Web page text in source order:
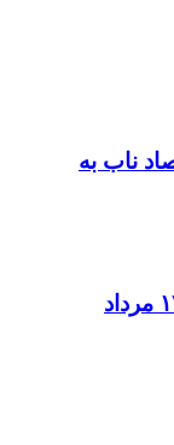
ناب به